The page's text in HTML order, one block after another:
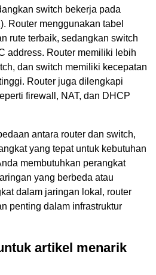
switch bekerja pada
Router menggunakan tabel
rute terbaik, sedangkan switch
address. Router memiliki lebih
dan switch memiliki kecepatan
Router juga dilengkapi
firewall, NAT, dan DHCP
antara router dan switch,
yang tepat untuk kebutuhan
membutuhkan perangkat
yang berbeda atau
dalam jaringan lokal, router
penting dalam infrastruktur
artikel menarik